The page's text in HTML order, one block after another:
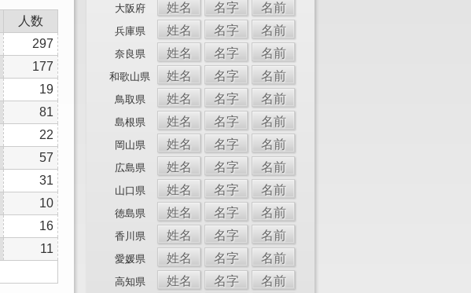
人数
297
177
19
81
22
57
31
10
16
11
大阪府 姓名 名字 名前
兵庫県 姓名 名字 名前
奈良県 姓名 名字 名前
和歌山県 姓名 名字 名前
鳥取県 姓名 名字 名前
島根県 姓名 名字 名前
岡山県 姓名 名字 名前
広島県 姓名 名字 名前
山口県 姓名 名字 名前
徳島県 姓名 名字 名前
香川県 姓名 名字 名前
愛媛県 姓名 名字 名前
高知県 姓名 名字 名前